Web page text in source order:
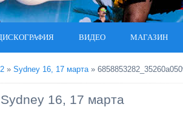
ВИДЕО МАГАЗИН
» Sydney 16, 17 марта»
Sydney 16, 17 марта